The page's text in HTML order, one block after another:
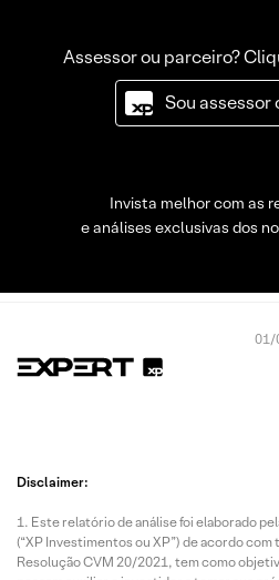
Assessor ou parceiro?
Sou assessor
Invista melhor com as
e análises exclusivas dos
01/
Disclaimer:
Este relatório de análise foi elaborado
(“XP Investimentos ou XP”) de acordo
Resolução CVM 20/2021, tem como